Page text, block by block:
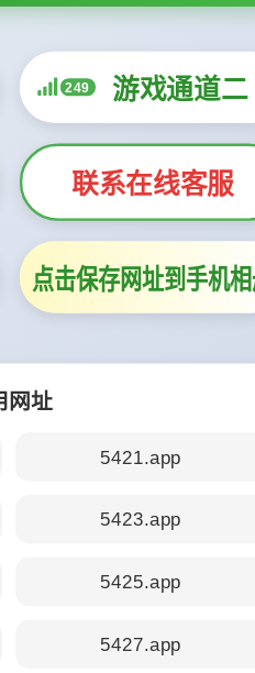
249 游戏通道二
联系在线客服
点击保存网址到手机
网址
5421.app
5423.app
5425.app
5427.app